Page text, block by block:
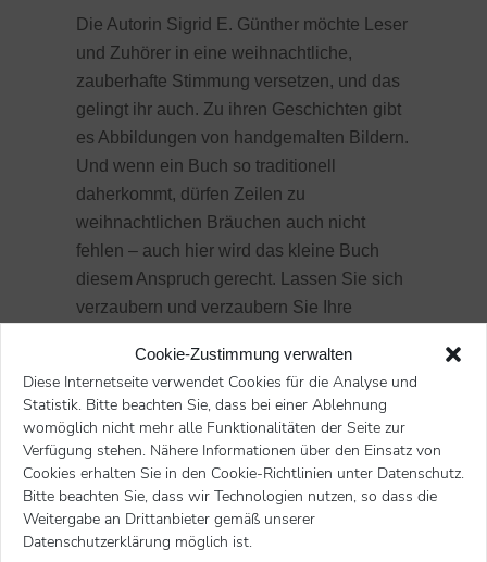
Cookie-Zustimmung verwalten
Diese Internetseite verwendet Cookies für die Analyse und
Statistik. Bitte beachten Sie, dass bei einer Ablehnung
womöglich nicht mehr alle Funktionalitäten der Seite zur
Verfügung stehen. Nähere Informationen über den Einsatz von
Cookies erhalten Sie in den Cookie-Richtlinien unter Datenschutz.
Bitte beachten Sie, dass wir Technologien nutzen, so dass die
Weitergabe an Drittanbieter gemäß unserer
Datenschutzerklärung möglich ist.
Die Autorin Sigrid E. Günther möchte Leser
und Zuhörer in eine weihnachtliche,
zauberhafte Stimmung versetzen, und das
gelingt ihr auch. Zu ihren Geschichten gibt
es Abbildungen von handgemalten Bildern.
Und wenn ein Buch so traditionell
daherkommt, dürfen Zeilen zu
weihnachtlichen Bräuchen auch nicht
fehlen – auch hier wird das kleine Buch
diesem Anspruch gerecht. Lassen Sie sich
verzaubern und verzaubern Sie Ihre
Wundervolle Weihnachtsgeschichten /
Sigrid E. Günther /ISBN:978-3-384-01702-
4 / https://www.bol.de /Preis:16,90 €
Voriger Beitrag
Nächster Beitrag
zur Übersicht